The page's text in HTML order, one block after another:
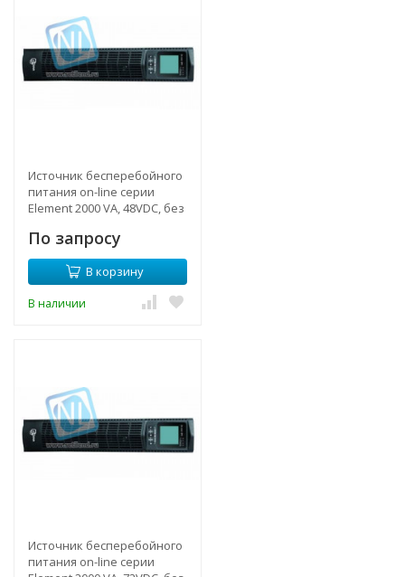
Источник бесперебойного
питания on-line серии
Element 2000 VA, 48VDC, без
По запросу
В корзину
В наличии
Источник бесперебойного
питания on-line серии